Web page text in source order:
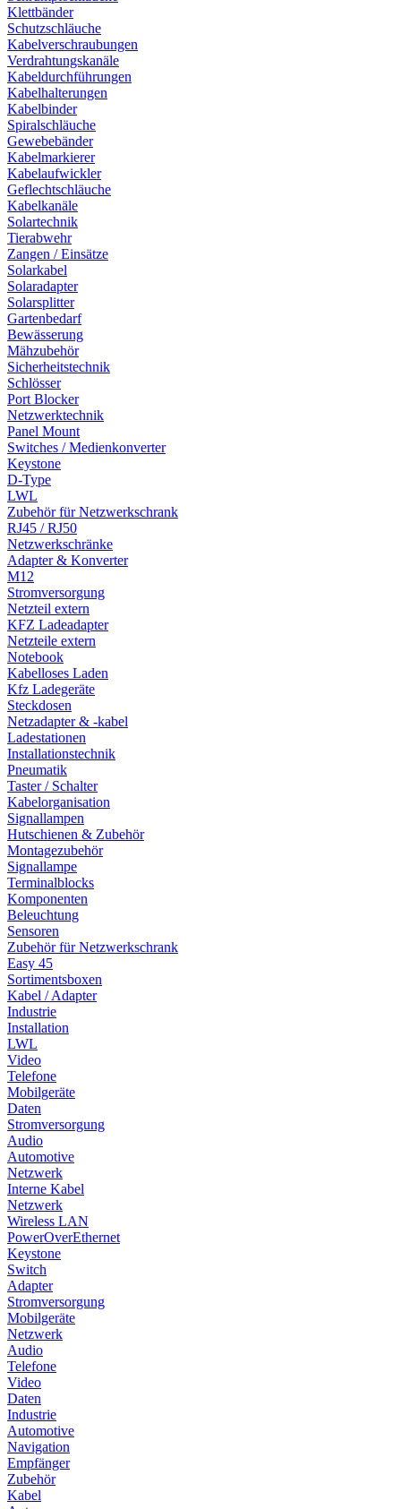
Klettbänder
Schutzschläuche
Kabelverschraubungen
Verdrahtungskanäle
Kabeldurchführungen
Kabelhalterungen
Kabelbinder
Spiralschläuche
Gewebebänder
Kabelmarkierer
Kabelaufwickler
Geflechtschläuche
Kabelkanäle
Solartechnik
Tierabwehr
Zangen / Einsätze
Solarkabel
Solaradapter
Solarsplitter
Gartenbedarf
Bewässerung
Mähzubehör
Sicherheitstechnik
Schlösser
Port Blocker
Netzwerktechnik
Panel Mount
Switches / Medienkonverter
Keystone
D-Type
LWL
Zubehör für Netzwerkschrank
RJ45 / RJ50
Netzwerkschränke
Adapter & Konverter
M12
Stromversorgung
Netzteil extern
KFZ Ladeadapter
Netzteile extern
Notebook
Kabelloses Laden
Kfz Ladegeräte
Steckdosen
Netzadapter & -kabel
Ladestationen
Installationstechnik
Pneumatik
Taster / Schalter
Kabelorganisation
Signallampen
Hutschienen & Zubehör
Montagezubehör
Signallampe
Terminalblocks
Komponenten
Beleuchtung
Sensoren
Zubehör für Netzwerkschrank
Easy 45
Sortimentsboxen
Kabel / Adapter
Industrie
Installation
LWL
Video
Telefone
Mobilgeräte
Daten
Stromversorgung
Audio
Automotive
Netzwerk
Interne Kabel
Netzwerk
Wireless LAN
PowerOverEthernet
Keystone
Switch
Adapter
Stromversorgung
Mobilgeräte
Netzwerk
Audio
Telefone
Video
Daten
Industrie
Automotive
Navigation
Empfänger
Zubehör
Kabel